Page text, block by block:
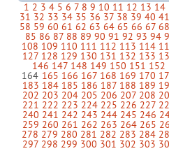
1 2 3 4 5 6 7 8 9 10 11 12 13 14
31 32 33 34 35 36 37 38 39 40
58 59 60 61 62 63 64 65 66 67 68
85 86 87 88 89 90 91 92 93 94
108 109 110 111 112 113 114
127 128 129 130 131 132 133
146 147 148 149 150 151 152
164 165 166 167 168 169 170
183 184 185 186 187 188 189
202 203 204 205 206 207 208
221 222 223 224 225 226 227
240 241 242 243 244 245 246
259 260 261 262 263 264 265
278 279 280 281 282 283 284
297 298 299 300 301 302 303